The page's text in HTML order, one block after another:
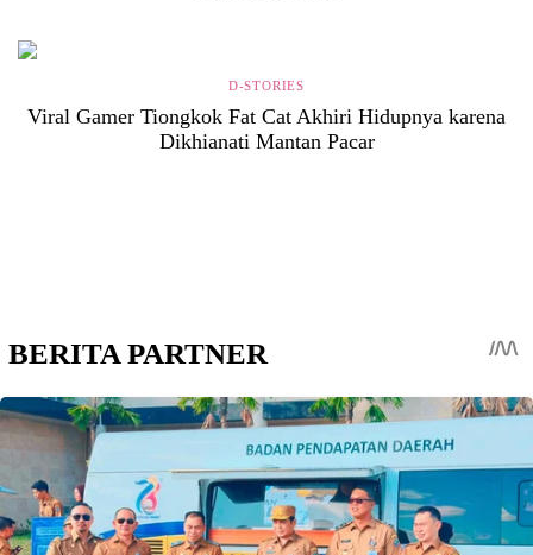
D-STORIES
Viral Gamer Tiongkok Fat Cat Akhiri Hidupnya karena
Dikhianati Mantan Pacar